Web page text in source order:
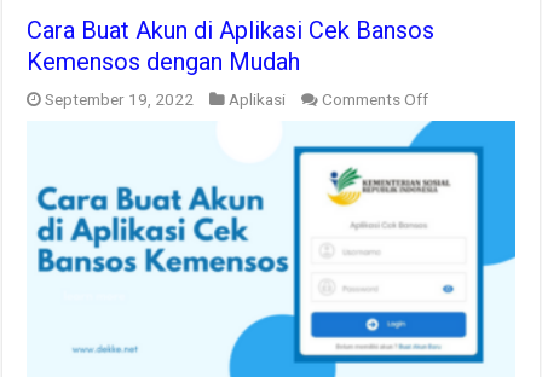
Cara Buat Akun di Aplikasi Cek Bansos
Kemensos dengan Mudah
September 19, 2022 Aplikasi Comments Offon
Cara
Akun
di
Aplikasi
Mudah